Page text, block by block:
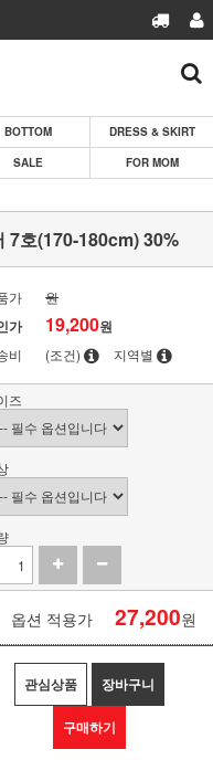
BOTTOM
DRESS & SKIRT
SALE FOR MOM
7호(170-180cm) 30%
가 원
가 19,200원
비 (조건) 지역별
즈
옵션 적용가 27,200원
관심상품 장바구니
구매하기